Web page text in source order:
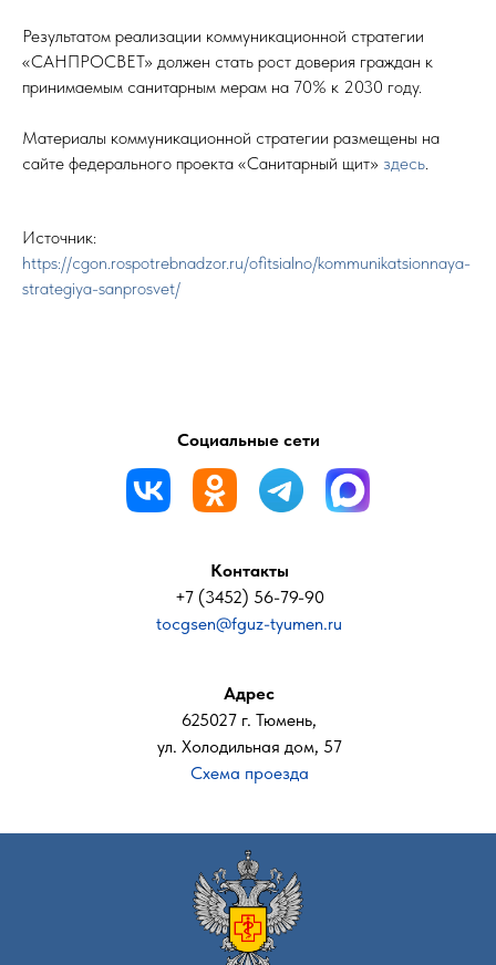
Результатом реализации коммуникационной стратегии
«САНПРОСВЕТ» должен стать рост доверия граждан к
принимаемым санитарным мерам на 70% к 2030 году.
Материалы коммуникационной стратегии размещены на
сайте федерального проекта «Санитарный щит» здесь
Источник:
https://cgon.rospotrebnadzor.ru/ofitsialno/kommunikatsionnaya-
strategiya-sanprosvet/
Контакты
+7 (3452) 56-79-90
tocgsen@fguz-tyumen.ru
Социальные сети
Адрес
625027 г. Тюмень,
ул. Холодильная дом, 57
Схема проезда